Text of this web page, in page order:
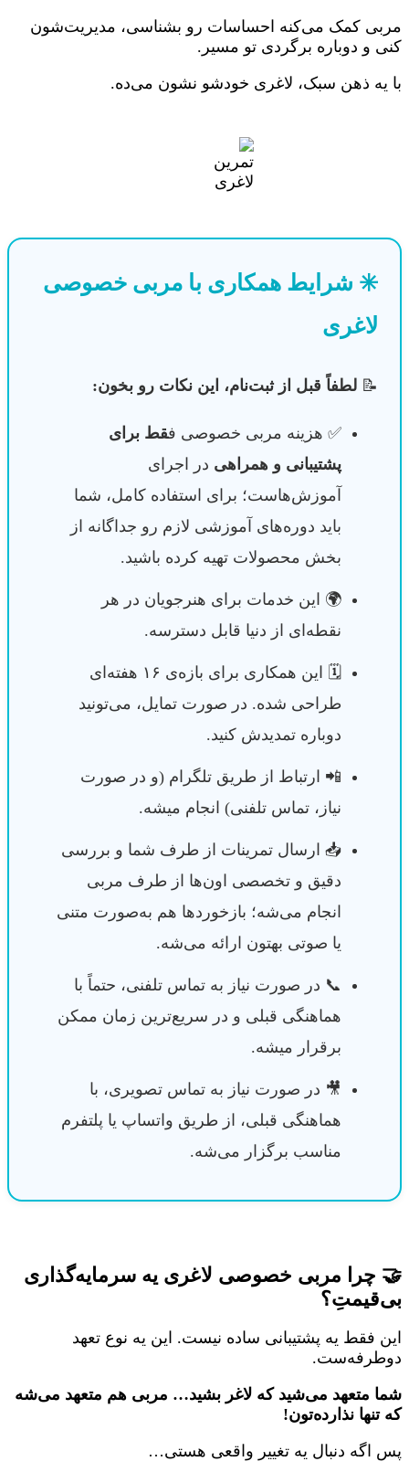
مربی کمک می‌کنه احساسات رو بشناسی، مدیریت‌شون
کنی و دوباره برگردی تو مسیر.
با یه ذهن سبک، لاغری خودشو نشون می‌ده.
✳️ شرایط همکاری با مربی خصوصی
لاغری
📝 لطفاً قبل از ثبت‌نام، این نکات رو بخون:
✅ هزینه مربی خصوصی فقط برای
پشتیبانی و همراهی در اجرای
آموزش‌هاست؛ برای استفاده کامل، شما
باید دوره‌های آموزشی لازم رو جداگانه از
بخش محصولات تهیه کرده باشید.
🌍 این خدمات برای هنرجویان در هر
نقطه‌ای از دنیا قابل دسترسه.
🗓️ این همکاری برای بازه‌ی ۱۶ هفته‌ای
طراحی شده. در صورت تمایل، می‌تونید
دوباره تمدیدش کنید.
📲 ارتباط از طریق تلگرام (و در صورت
نیاز، تماس تلفنی) انجام میشه.
📥 ارسال تمرینات از طرف شما و بررسی
دقیق و تخصصی اون‌ها از طرف مربی
انجام می‌شه؛ بازخوردها هم به‌صورت متنی
یا صوتی بهتون ارائه می‌شه.
📞 در صورت نیاز به تماس تلفنی، حتماً با
هماهنگی قبلی و در سریع‌ترین زمان ممکن
برقرار میشه.
🎥 در صورت نیاز به تماس تصویری، با
هماهنگی قبلی، از طریق واتساپ یا پلتفرم
مناسب برگزار می‌شه.
🤝 چرا مربی خصوصی لاغری یه سرمایه‌گذاری
بی‌قیمتِ؟
این فقط یه پشتیبانی ساده نیست. این یه نوع تعهد
دوطرفه‌ست.
شما متعهد می‌شید که لاغر بشید… مربی هم متعهد می‌شه
که تنها نذارده‌تون!
پس اگه دنبال یه تغییر واقعی هستی…